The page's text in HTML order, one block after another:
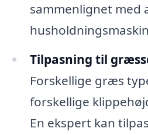
sammenlignet med
Tilpasning til
Forskellige græs
forskellige
En ekspert kan